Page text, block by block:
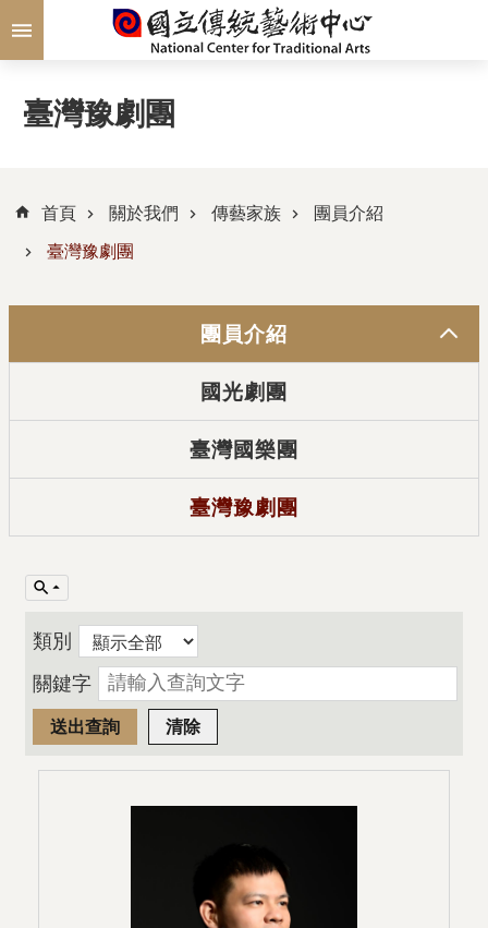
跳到主要內容區塊
臺灣豫劇團
首頁 關於我們 傳藝家族 團員介紹
臺灣豫劇團
團員介紹
國光劇團
臺灣國樂團
臺灣豫劇團
類別
關鍵字